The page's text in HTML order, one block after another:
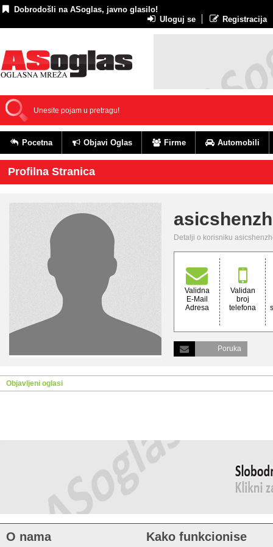
Dobrodošli na ASoglas, javno glasilo!
Uloguj se
Registracija
Pocetna Objavi Oglas Firme Automobili
Profilna Stranica
Detalji o korisniku
Validna
E-Mail
Adresa
Validan
broj
telefona
Poruka
Objavljeni oglasi
O nama
Kako funkcionise